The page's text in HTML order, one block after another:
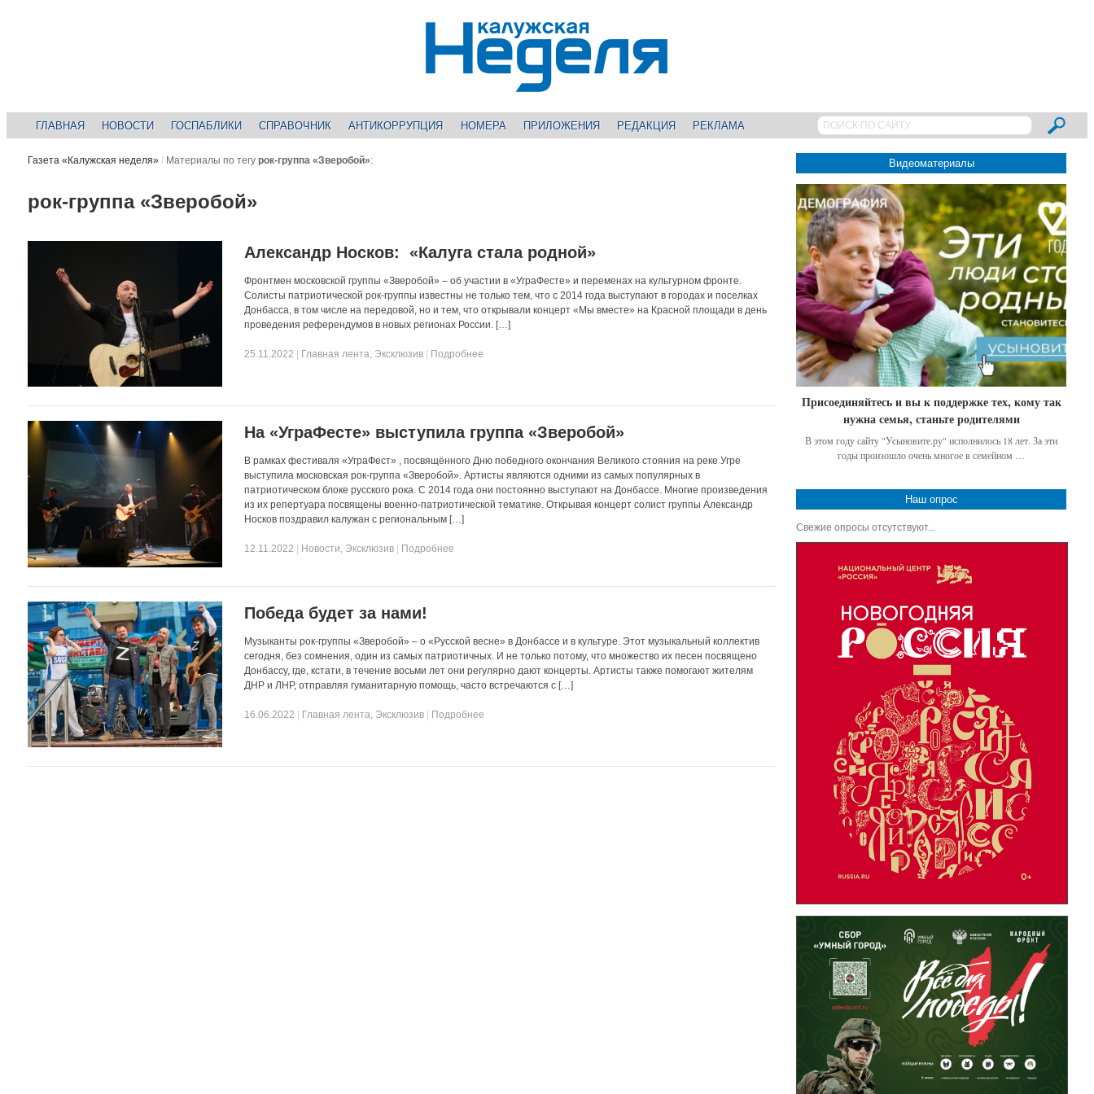
ГЛАВНАЯ НОВОСТИ ГОСПАБЛИКИ СПРАВОЧНИК АНТИКОРРУПЦИЯ НОМЕРА ПРИЛОЖЕНИЯ РЕДАКЦИЯ РЕКЛАМА
Газета «Калужская неделя» / Материалы по тегу рок-группа «Зверобой»:
рок-группа «Зверобой»
Александр Носков: «Калуга стала родной»
Фронтмен московской группы «Зверобой» – об участии в «УграФесте» и переменах на культурном фронте.
Солисты патриотической рок-группы известны не только тем, что с 2014 года выступают в городах и поселках
Донбасса, в том числе на передовой, но и тем, что открывали концерт «Мы вместе» на Красной площади в день
проведения референдумов в новых регионах России. […]
25.11.2022 Главная лента, Эксклюзив Подробнее
На «УграФесте» выступила группа «Зверобой»
В рамках фестиваля «УграФест» , посвящённого Дню победного окончания Великого стояния на реке Угре
выступила московская рок-группа «Зверобой». Артисты являются одними из самых популярных в
патриотическом блоке русского рока. С 2014 года они постоянно выступают на Донбассе. Многие произведения
из их репертуара посвящены военно-патриотической тематике. Открывая концерт солист группы Александр
Носков поздравил калужан с региональным […]
12.11.2022 Новости, Эксклюзив Подробнее
Победа будет за нами!
Музыканты рок-группы «Зверобой» – о «Русской весне» в Донбассе и в культуре. Этот музыкальный коллектив
сегодня, без сомнения, один из самых патриотичных. И не только потому, что множество их песен посвящено
Донбассу, где, кстати, в течение восьми лет они регулярно дают концерты. Артисты также помогают жителям
ДНР и ЛНР, отправляя гуманитарную помощь, часто встречаются с […]
16.06.2022 | Главная лента Эксклюзив | Подробнее
Видеоматериалы
Присоединяйтесь и вы к поддержке тех, кому так
нужна семья, станьте родителями
В этом году сайту "Усыновите.ру" исполнилось 18 лет. За эти
годы произошло очень многое в семейном …
Наш опрос
Свежие опросы отсутствуют...